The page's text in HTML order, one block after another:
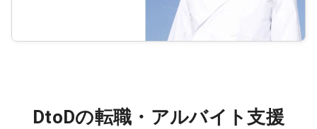
DtoDの転職・アルバイト支援